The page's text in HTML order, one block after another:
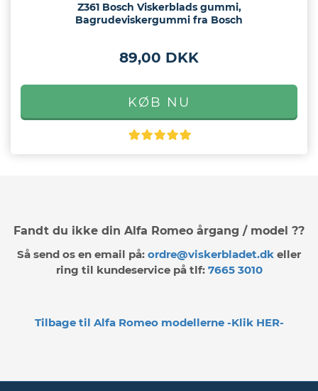
Z361 Bosch Viskerblads gummi,
Bagrudeviskergummi fra Bosch
89,00 DKK
Fandt du ikke din Alfa Romeo årgang / model ??
Så send os en email på: ordre@viskerbladet.dk eller
ring til kundeservice på tlf: 7665 3010
Tilbage til Alfa Romeo modellerne -Klik HER-